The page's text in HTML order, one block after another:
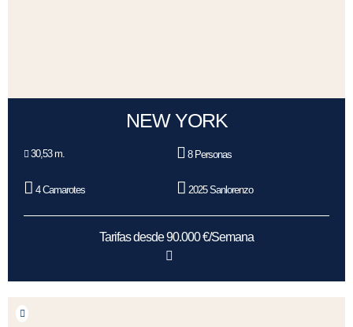
NEW YORK
30,53 m. 8 Personas
4 Camarotes 2025 Sanlorenzo
Tarifas desde 90.000 €/Semana